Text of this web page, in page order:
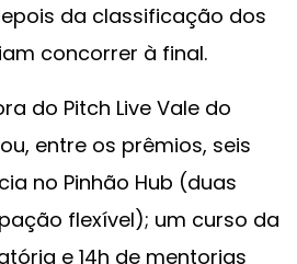
da classificação dos
concorrer à final.
do Pitch Live Vale do
entre os prêmios, seis
no Pinhão Hub (duas
flexível); um curso da
e 14h de mentorias